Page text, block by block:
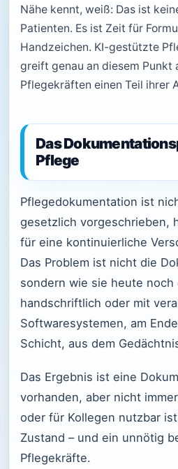
Nähe kennt, weiß: Das ist
Patienten. Es ist Zeit für
Handzeichen. KI-gestützte
greift genau an diesem Punkt
Pflegekräften einen Teil ihrer
Das
Pflege
Pflegedokumentation ist
gesetzlich vorgeschrieben,
für eine kontinuierliche
Das Problem ist nicht die
sondern wie sie heute
handschriftlich oder mit
Softwaresystemen, am
Schicht, aus dem
Das Ergebnis ist eine
vorhanden, aber nicht
oder für Kollegen nutzbar
Zustand – und ein unnötig
Pflegekräfte.